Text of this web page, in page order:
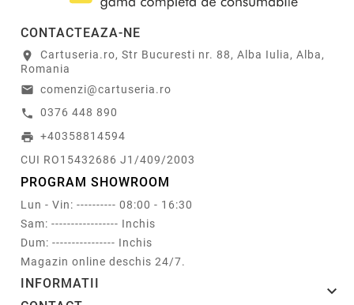
CONTACTEAZA-NE
location_on
Cartuseria.ro, Str Bucuresti nr. 88, Alba Iulia, Alba,
Romania
email comenzi@cartuseria.ro
call 0376 448 890
print +40358814594
CUI RO15432686 J1/409/2003
PROGRAM SHOWROOM
Lun - Vin: ---------- 08:00 - 16:30
Sam: ----------------- Inchis
Dum: ---------------- Inchis
Magazin online deschis 24/7.
INFORMATII 